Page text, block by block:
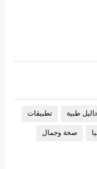
طبية تطبيقات
صحة وجمال